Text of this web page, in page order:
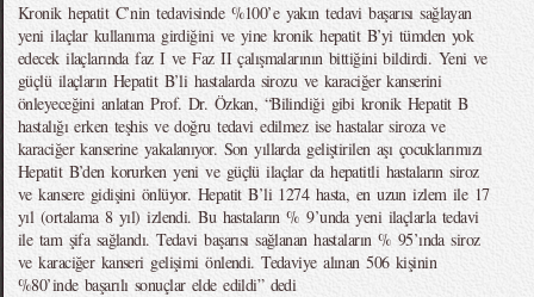
Kronik hepatit C’nin tedavisinde %100’e yakın tedavi başarısı sağlayan
yeni ilaçlar kullanıma girdiğini ve yine kronik hepatit B’yi tümden yok
edecek ilaçlarında faz I ve Faz II çalışmalarının bittiğini bildirdi. Yeni ve
güçlü ilaçların Hepatit B’li hastalarda sirozu ve karaciğer kanserini
önleyeceğini anlatan Prof. Dr. Özkan, “Bilindiği gibi kronik Hepatit B
hastalığı erken teşhis ve doğru tedavi edilmez ise hastalar siroza ve
karaciğer kanserine yakalanıyor. Son yıllarda geliştirilen aşı çocuklarımızı
Hepatit B’den korurken yeni ve güçlü ilaçlar da hepatitli hastaların siroz
ve kansere gidişini önlüyor. Hepatit B’li 1274 hasta, en uzun izlem ile 17
yıl (ortalama 8 yıl) izlendi. Bu hastaların % 9’unda yeni ilaçlarla tedavi
ile tam şifa sağlandı. Tedavi başarısı sağlanan hastaların % 95’ında siroz
ve karaciğer kanseri gelişimi önlendi. Tedaviye alınan 506 kişinin
%80’inde başarılı sonuçlar elde edildi” dedi